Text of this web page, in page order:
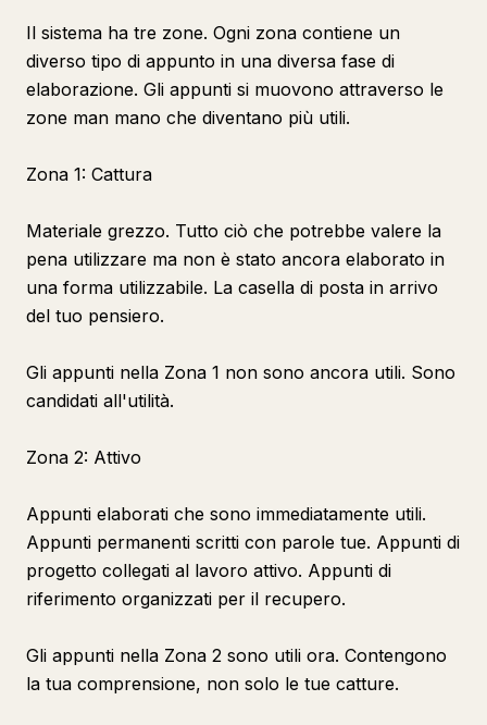
Il sistema ha tre zone. Ogni zona contiene un
diverso tipo di appunto in una diversa fase di
elaborazione. Gli appunti si muovono attraverso le
zone man mano che diventano più utili.
Zona 1: Cattura
Materiale grezzo. Tutto ciò che potrebbe valere la
pena utilizzare ma non è stato ancora elaborato in
una forma utilizzabile. La casella di posta in arrivo
del tuo pensiero.
Gli appunti nella Zona 1 non sono ancora utili. Sono
candidati all'utilità.
Zona 2: Attivo
Appunti elaborati che sono immediatamente utili.
Appunti permanenti scritti con parole tue. Appunti di
progetto collegati al lavoro attivo. Appunti di
riferimento organizzati per il recupero.
Gli appunti nella Zona 2 sono utili ora. Contengono
la tua comprensione, non solo le tue catture.